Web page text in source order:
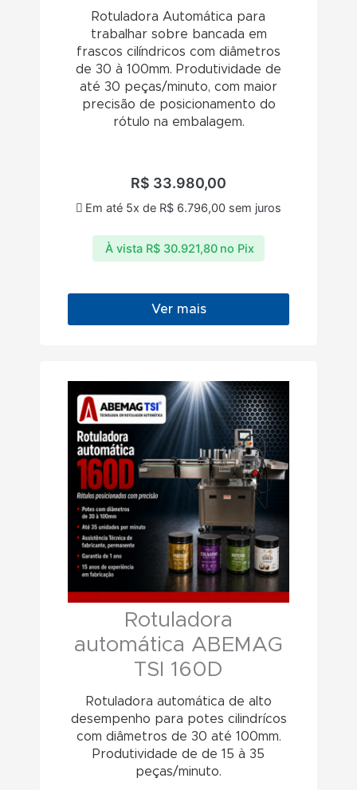
Rotuladora Automática para
trabalhar sobre bancada em
frascos cilíndricos com diâmetros
de 30 à 100mm. Produtividade de
até 30 peças/minuto, com maior
precisão de posicionamento do
rótulo na embalagem.
R$ 33.980,00
Em até 5x de R$ 6.796,00 sem juros
À vista R$30.921,80 no Pix
Ver mais
Rotuladora
automática ABEMAG
TSI 160D
Rotuladora automática de alto
desempenho para potes cilindrícos
com diâmetros de 30 até 100mm.
Produtividade de de 15 à 35
peças/minuto.